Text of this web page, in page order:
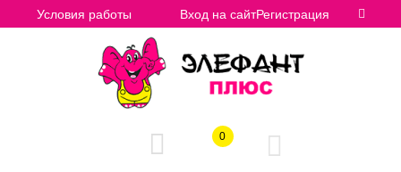
Условия работы Вход на сайтРегистрация
0